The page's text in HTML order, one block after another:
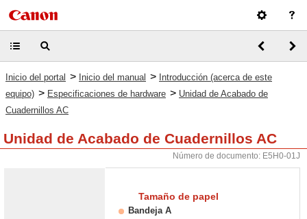
Inicio del portal > Inicio del manual > Introducción (acerca de este
equipo) > Especificaciones de hardware > Unidad de Acabado de
Cuadernillos AC
Unidad de Acabado de Cuadernillos AC
Número de documento: E5H0-01J
Tamaño de papel
Bandeja A